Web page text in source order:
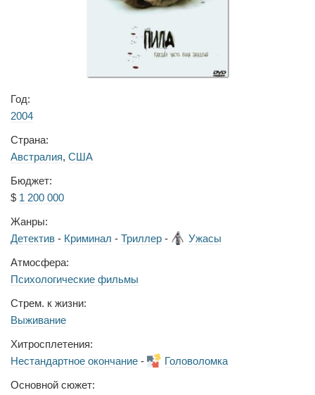
Год:
2004
Страна:
Австралия, США
Бюджет:
$ 1 200 000
Жанры:
Детектив - Криминал - Триллер -
Ужасы
Атмосфера:
Психологические фильмы
Стрем. к жизни:
Выживание
Хитросплетения:
Нестандартное окончание -
Головоломка
Основной сюжет: